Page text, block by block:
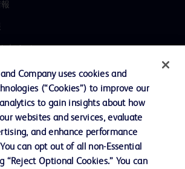
知らせ
、ダイバー
ィ
語）
Company uses cookies and
(“Cookies”) to improve our
to gain insights about how
websites and services, evaluate
and enhance performance
can opt out of all non-Essential
“Reject Optional Cookies.” You can